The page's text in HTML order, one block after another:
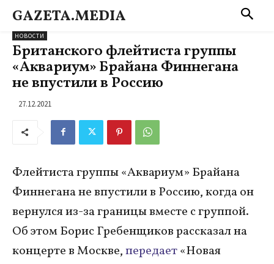
GAZETA.MEDIA
НОВОСТИ
Британского флейтиста группы
«Аквариум» Брайана Финнегана
не впустили в Россию
27.12.2021
Флейтиста группы «Аквариум» Брайана
Финнегана не впустили в Россию, когда он
вернулся из-за границы вместе с группой.
Об этом Борис Гребенщиков рассказал на
концерте в Москве,передает«Новая